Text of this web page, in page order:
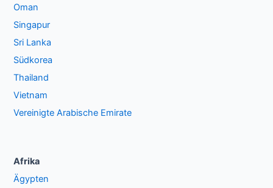
Oman
Singapur
Sri Lanka
Südkorea
Thailand
Vietnam
Vereinigte Arabische Emirate
Afrika
Ägypten